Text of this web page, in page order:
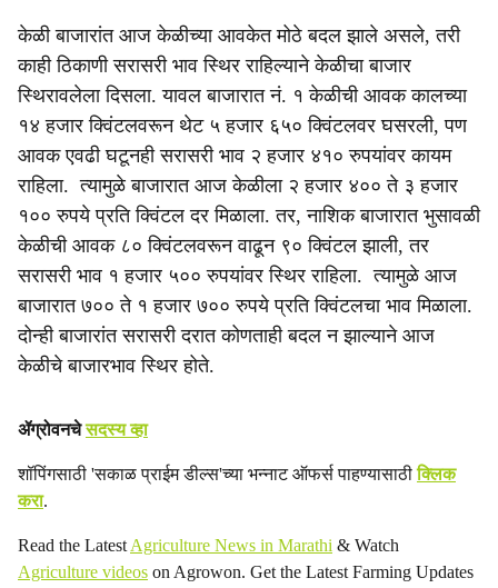
केळी बाजारांत आज केळीच्या आवकेत मोठे बदल झाले असले, तरी
काही ठिकाणी सरासरी भाव स्थिर राहिल्याने केळीचा बाजार
स्थिरावलेला दिसला. यावल बाजारात नं. १ केळीची आवक कालच्या
१४ हजार क्विंटलवरून थेट ५ हजार ६५० क्विंटलवर घसरली, पण
आवक एवढी घटूनही सरासरी भाव २ हजार ४१० रुपयांवर कायम
राहिला. त्यामुळे बाजारात आज केळीला २ हजार ४०० ते ३ हजार
१०० रुपये प्रति क्विंटल दर मिळाला. तर, नाशिक बाजारात भुसावळी
केळीची आवक ८० क्विंटलवरून वाढून ९० क्विंटल झाली, तर
सरासरी भाव १ हजार ५०० रुपयांवर स्थिर राहिला. त्यामुळे आज
बाजारात ७०० ते १ हजार ७०० रुपये प्रति क्विंटलचा भाव मिळाला.
दोन्ही बाजारांत सरासरी दरात कोणताही बदल न झाल्याने आज
केळीचे बाजारभाव स्थिर होते.
ॲग्रोवनचेसदस्य व्हा
शॉपिंगसाठी 'सकाळ प्राईम डील्स'च्या भन्नाट ऑफर्स पाहण्यासाठीक्लिक
करा.
Read the Latest Agriculture News in Marathi & Watch
Agriculture videos on Agrowon. Get the Latest Farming Updates